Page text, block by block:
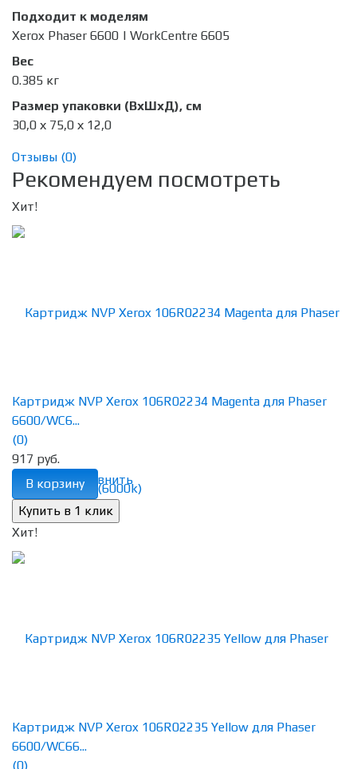
Подходит к моделям
Xerox Phaser 6600 | WorkCentre 6605
Вес
0.385 кг
Размер упаковки (ВхШхД), см
30,0 х 75,0 х 12,0
Отзывы (0)
Рекомендуем посмотреть
Хит!
избранное сравнить
Картридж NVP Xerox 106R02234 Magenta для Phaser
6600/WC6...
(0)
917 руб.
В корзину
Хит!
Картридж NVP Xerox 106R02235 Yellow для Phaser
6600/WC66...
(0)